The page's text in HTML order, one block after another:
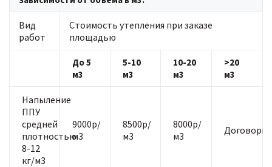
Вид
работ
Стоимость утепления при заказе
площадью
До 5
м3
5-10
м3
10-20
м3
>20
м3
Напыление
ППУ
средней
плотностью
8-12
кг/м3
9000р/
м3
8500р/
м3
8000р/
м3